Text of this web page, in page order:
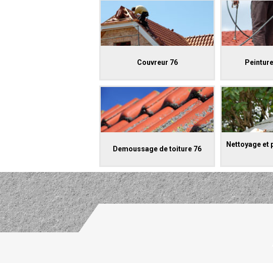
Couvreur 76
Demoussage de toiture 76
Nettoyage et